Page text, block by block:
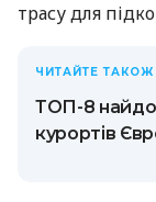
трасу для
ЧИТАЙТЕ ТАКОЖ
ТОП-8
курортів